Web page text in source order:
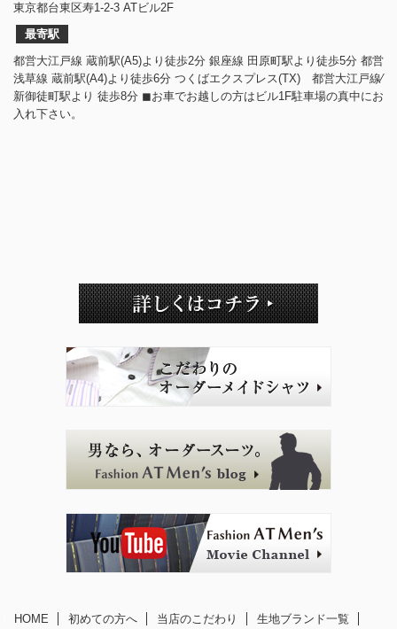
東京都台東区寿1-2-3 ATビル2F
最寄駅
都営大江戸線 蔵前駅(A5)より徒歩2分 銀座線 田原町駅より徒歩5分 都営
浅草線 蔵前駅(A4)より徒歩6分 つくばエクスプレス(TX) 都営大江戸線⁄
新御徒町駅より 徒歩8分 ◼︎お車でお越しの方はビル1F駐車場の真中にお
入れ下さい。
HOME 初めての方へ 当店のこだわり 生地ブランド一覧